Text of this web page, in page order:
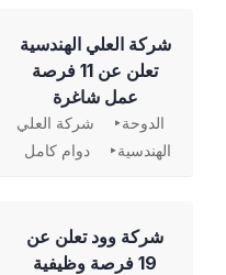
شركة العلي الهندسية
تعلن عن 11 فرصة
عمل شاغرة
الدوحة
شركة العلي
الهندسية
دوام كامل
شركة وود تعلن عن
19 فرصة وظيفية